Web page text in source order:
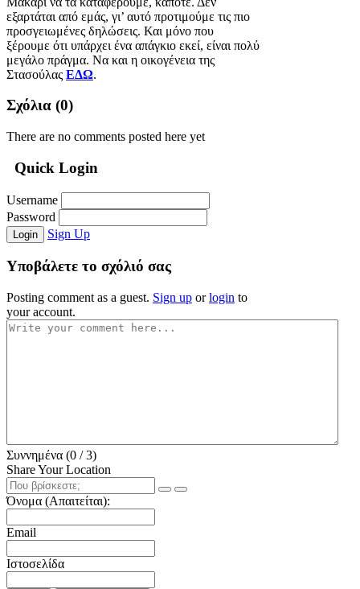
εξαρτάται από εμάς, γι’ αυτό προτιμούμε τις πιο
προσγειωμένες δηλώσεις. Και μόνο που
ξέρουμε ότι υπάρχει ένα απάγκιο εκεί, είναι πολύ
μεγάλο πράγμα. Να και η οικογένεια της
Στασούλας ΕΔΩ.
Σχόλια (0)
There are no comments posted here yet
Quick Login
Username
Password
Login Sign Up
Υποβάλετε το σχόλιό σας
Posting comment as a guest. Sign up orlogin to
your account.
Συννημένα (0 / 3)
Share Your Location
Όνομα (Απαιτείται):
Email
Ιστοσελίδα